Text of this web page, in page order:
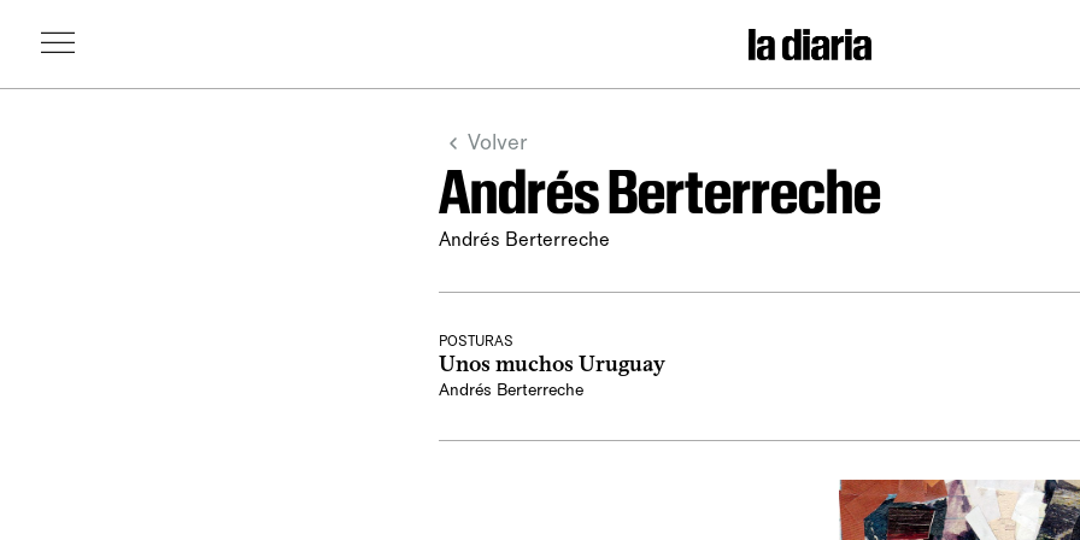
Volver
Andrés Berterreche
Andrés Berterreche
POSTURAS
Unos muchos Uruguay
Andrés Berterreche